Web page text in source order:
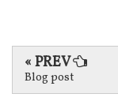
« PREV
Blog post